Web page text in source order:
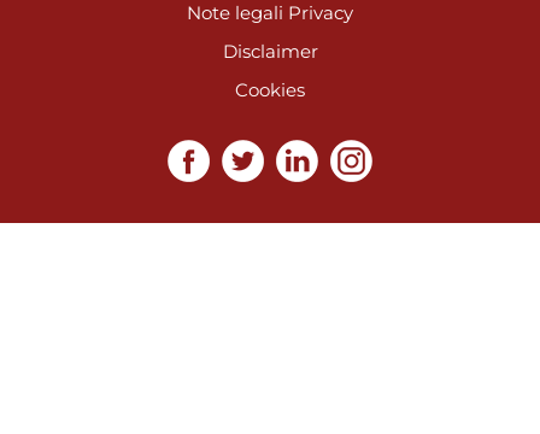
Note legali Privacy
Disclaimer
Cookies